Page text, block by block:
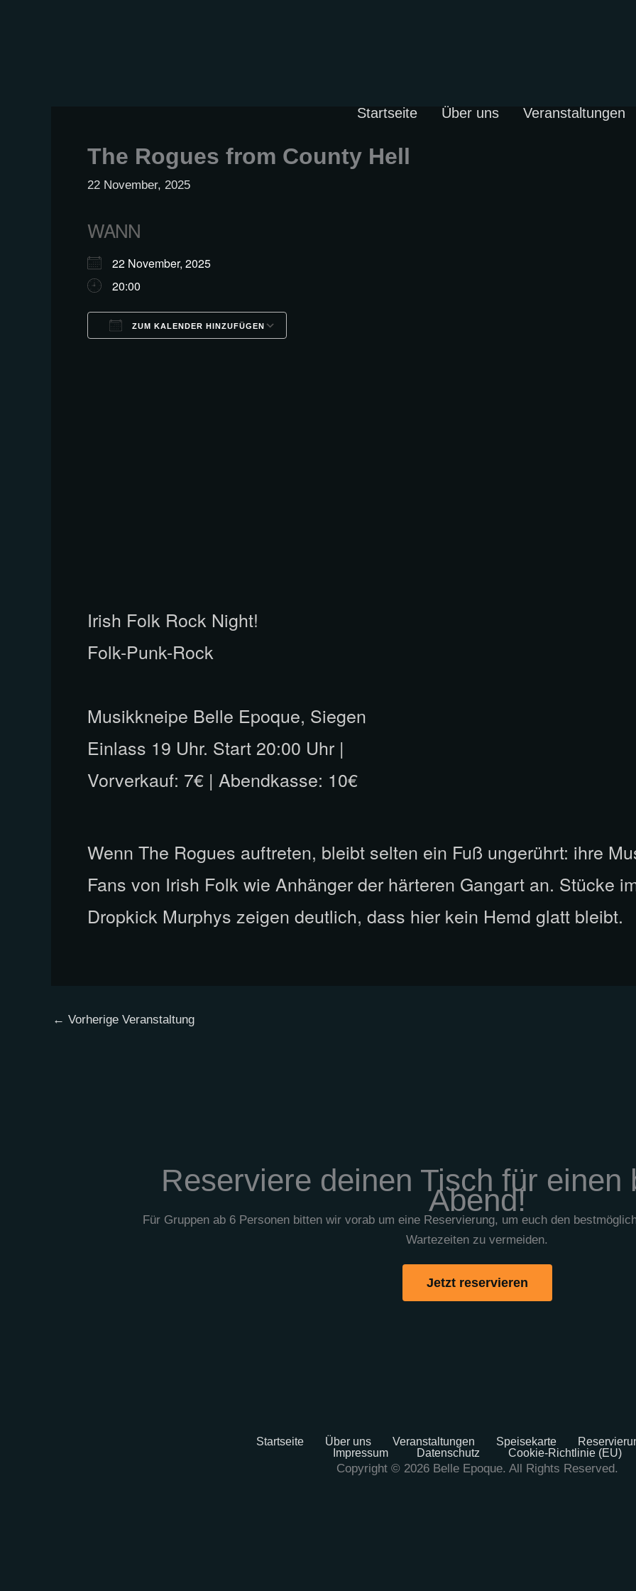
Startseite Über uns Veranstaltungen
The Rogues from County Hell
22 November, 2025
WANN
22 November, 2025
20:00
ZUM KALENDER HINZUFÜGEN
Irish Folk Rock Night!
Folk-Punk-Rock
Musikkneipe Belle Epoque, Siegen
Einlass 19 Uhr. Start 20:00 Uhr |
Vorverkauf: 7€ | Abendkasse: 10€
Wenn The Rogues auftreten, bleibt selten ein Fuß ungerührt: ihre
Fans von Irish Folk wie Anhänger der härteren Gangart an. Stücke
Dropkick Murphys zeigen deutlich, dass hier kein Hemd glatt bleibt.
← Vorherige Veranstaltung
Reserviere deinen Tisch für einen
Abend!
Für Gruppen ab 6 Personen bitten wir vorab um eine Reservierung, um euch den
Wartezeiten zu vermeiden.
Jetzt reservieren
Startseite Über uns Veranstaltungen Speisekarte
Impressum
Datenschutz Cookie-Richtlinie (EU)
Copyright © 2026 Belle Epoque. All Rights Reserved.